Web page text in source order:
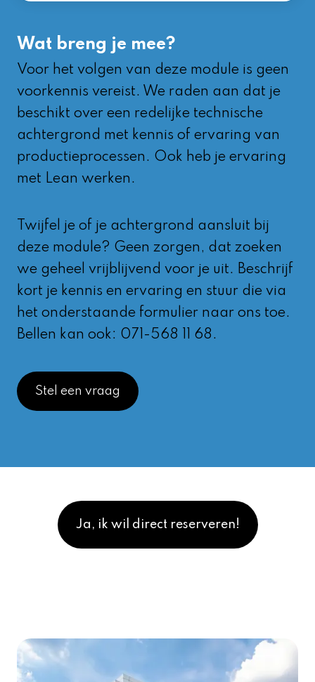
Wat breng je mee?
Voor het volgen van deze module is geen
voorkennis vereist. We raden aan dat je
beschikt over een redelijke technische
achtergrond met kennis of ervaring van
productieprocessen. Ook heb je ervaring
met Lean werken.
Twijfel je of je achtergrond aansluit bij
deze module? Geen zorgen, dat zoeken
we geheel vrijblijvend voor je uit. Beschrijf
kort je kennis en ervaring en stuur die via
het onderstaande formulier naar ons toe.
Bellen kan ook: 071-568 11 68.
Stel een vraag
Ja, ik wil direct reserveren!